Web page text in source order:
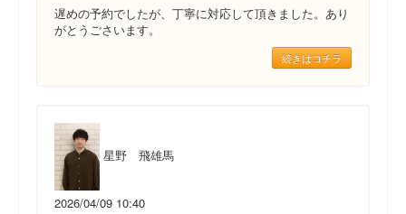
遅めの予約でしたが、丁寧に対応して頂きました。あり
がとうごさいます。
続きはコチラ
星野 飛雄馬
2026/04/09 10:40